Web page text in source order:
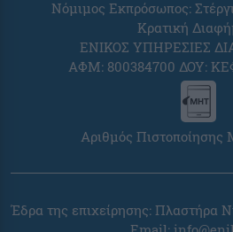
Νόμιμος Εκπρόσωπος:
Κρατική
ΕΝΙΚΟΣ ΥΠΗΡΕΣΙΕΣ
ΑΦΜ: 800384700 ΔΟΥ:
Αριθμός
Έδρα της επιχείρησης: Πλαστήρα